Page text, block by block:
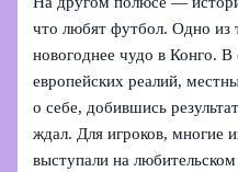
что любят футбол. Одно
новогоднее чудо в Конго.
европейских реалий,
о себе, добившись
ждал. Для игроков, многие
выступали на